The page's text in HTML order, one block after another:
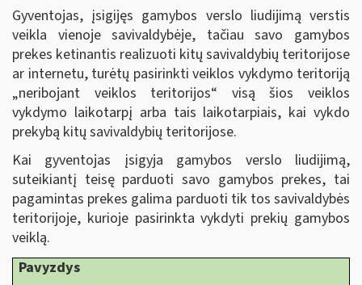
Gyventojas, įsigijęs gamybos verslo liudijimą verstis
veikla vienoje savivaldybėje, tačiau savo gamybos
prekes ketinantis realizuoti kitų savivaldybių teritorijose
ar internetu, turėtų pasirinkti veiklos vykdymo teritoriją
„neribojant veiklos teritorijos“ visą šios veiklos
vykdymo laikotarpį arba tais laikotarpiais, kai vykdo
prekybą kitų savivaldybių teritorijose.
Kai gyventojas įsigyja gamybos verslo liudijimą,
suteikiantį teisę parduoti savo gamybos prekes, tai
pagamintas prekes galima parduoti tik tos savivaldybės
teritorijoje, kurioje pasirinkta vykdyti prekių gamybos
veiklą.
Pavyzdys